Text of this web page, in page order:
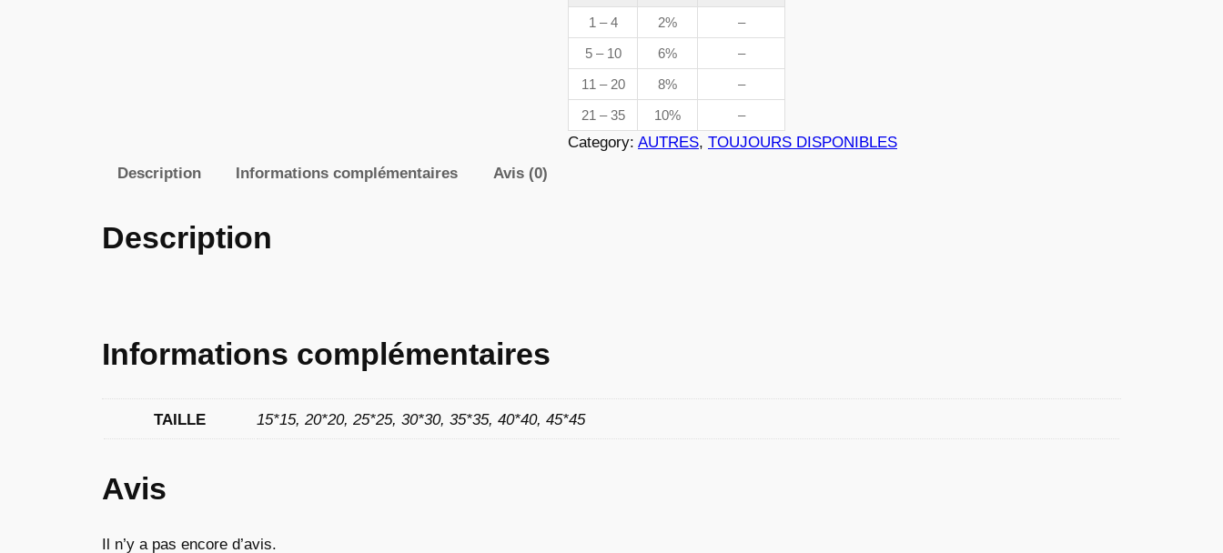
p
r
i
t
0
1 – 4
2%
–
5 – 10
6%
–
11 – 20
8%
–
21 – 35
10% –
Category: AUTRES, TOUJOURS DISPONIBLES
Description
Informations complémentaires Avis (0)
Description
Informations complémentaires
TAILLE 15*15, 20*20, 25*25, 30*30, 35*35, 40*40, 45*45
Avis
Il n’y a pas encore d’avis.